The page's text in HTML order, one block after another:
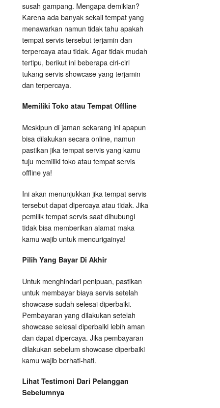
susah gampang. Mengapa demikian?
Karena ada banyak sekali tempat yang
menawarkan namun tidak tahu apakah
tempat servis tersebut terjamin dan
terpercaya atau tidak. Agar tidak mudah
tertipu, berikut ini beberapa ciri-ciri
tukang servis showcase yang terjamin
dan terpercaya.
Memiliki Toko atau Tempat Offline
Meskipun di jaman sekarang ini apapun
bisa dilakukan secara online, namun
pastikan jika tempat servis yang kamu
tuju memiliki toko atau tempat servis
offline ya!
Ini akan menunjukkan jika tempat servis
tersebut dapat dipercaya atau tidak. Jika
pemilik tempat servis saat dihubungi
tidak bisa memberikan alamat maka
kamu wajib untuk mencurigainya!
Pilih Yang Bayar Di Akhir
Untuk menghindari penipuan, pastikan
untuk membayar biaya servis setelah
showcase sudah selesai diperbaiki.
Pembayaran yang dilakukan setelah
showcase selesai diperbaiki lebih aman
dan dapat dipercaya. Jika pembayaran
dilakukan sebelum showcase diperbaiki
kamu wajib berhati-hati.
Lihat Testimoni Dari Pelanggan
Sebelumnya